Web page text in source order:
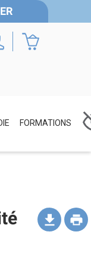
FORMATIONS